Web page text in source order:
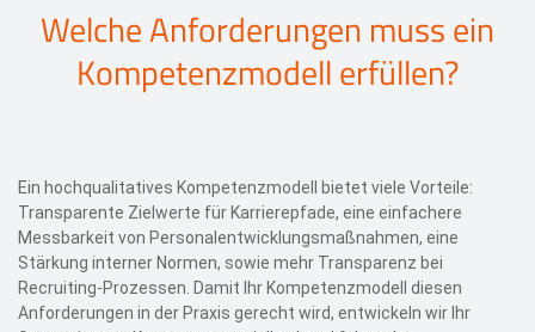
Welche Anforderungen muss ein
Kompetenzmodell erfüllen?
Ein hochqualitatives Kompetenzmodell bietet viele Vorteile:
Transparente Zielwerte für Karrierepfade, eine einfachere
Messbarkeit von Personalentwicklungsmaßnahmen, eine
Stärkung interner Normen, sowie mehr Transparenz bei
Recruiting-Prozessen. Damit Ihr Kompetenzmodell diesen
Anforderungen in der Praxis gerecht wird, entwickeln wir Ihr